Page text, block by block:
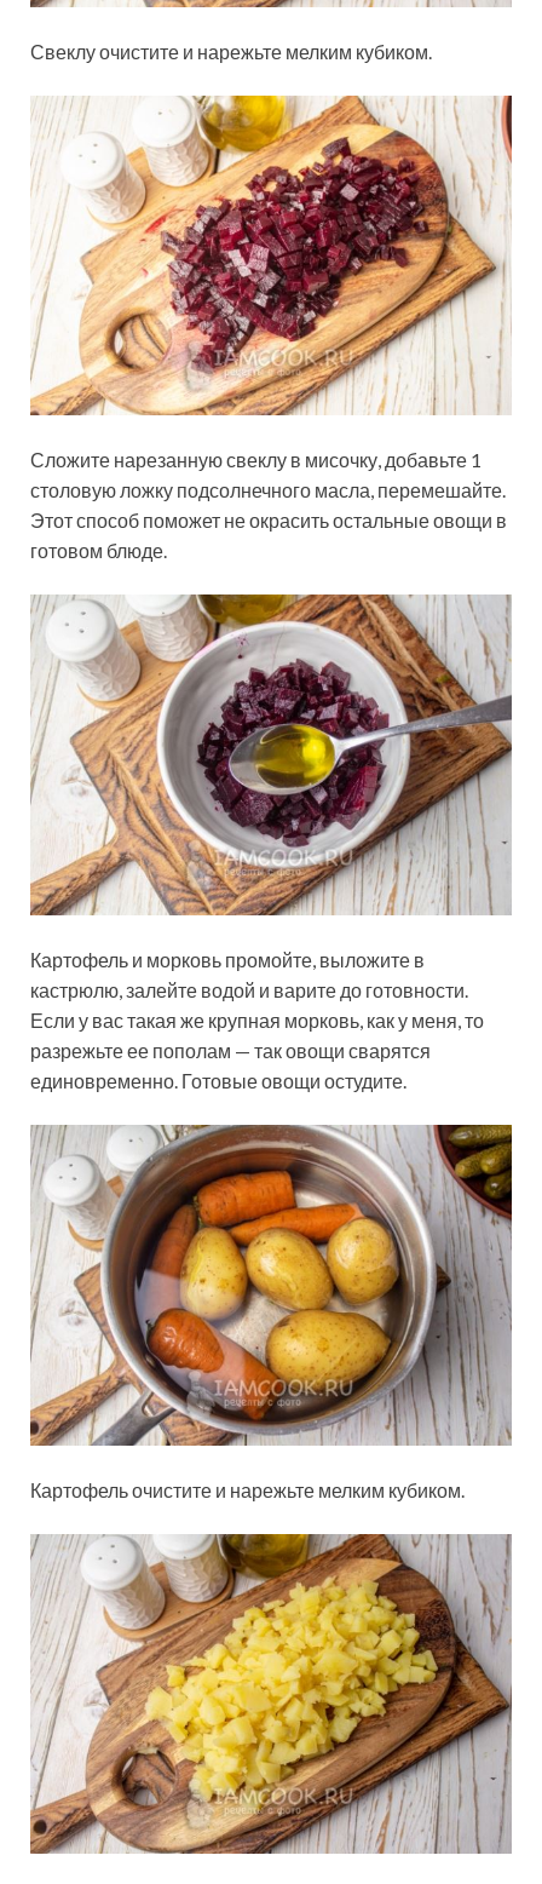
Свеклу очистите и нарежьте мелким кубиком.
Сложите нарезанную свеклу в мисочку, добавьте 1
столовую ложку подсолнечного масла, перемешайте.
Этот способ поможет не окрасить остальные овощи в
готовом блюде.
Картофель и морковь промойте, выложите в
кастрюлю, залейте водой и варите до готовности.
Если у вас такая же крупная морковь, как у меня, то
разрежьте ее пополам — так овощи сварятся
единовременно. Готовые овощи остудите.
Картофель очистите и нарежьте мелким кубиком.